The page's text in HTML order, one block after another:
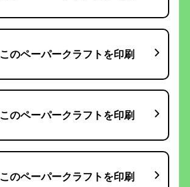
このペーパークラフトを印刷
このペーパークラフトを印刷
このペーパークラフトを印刷